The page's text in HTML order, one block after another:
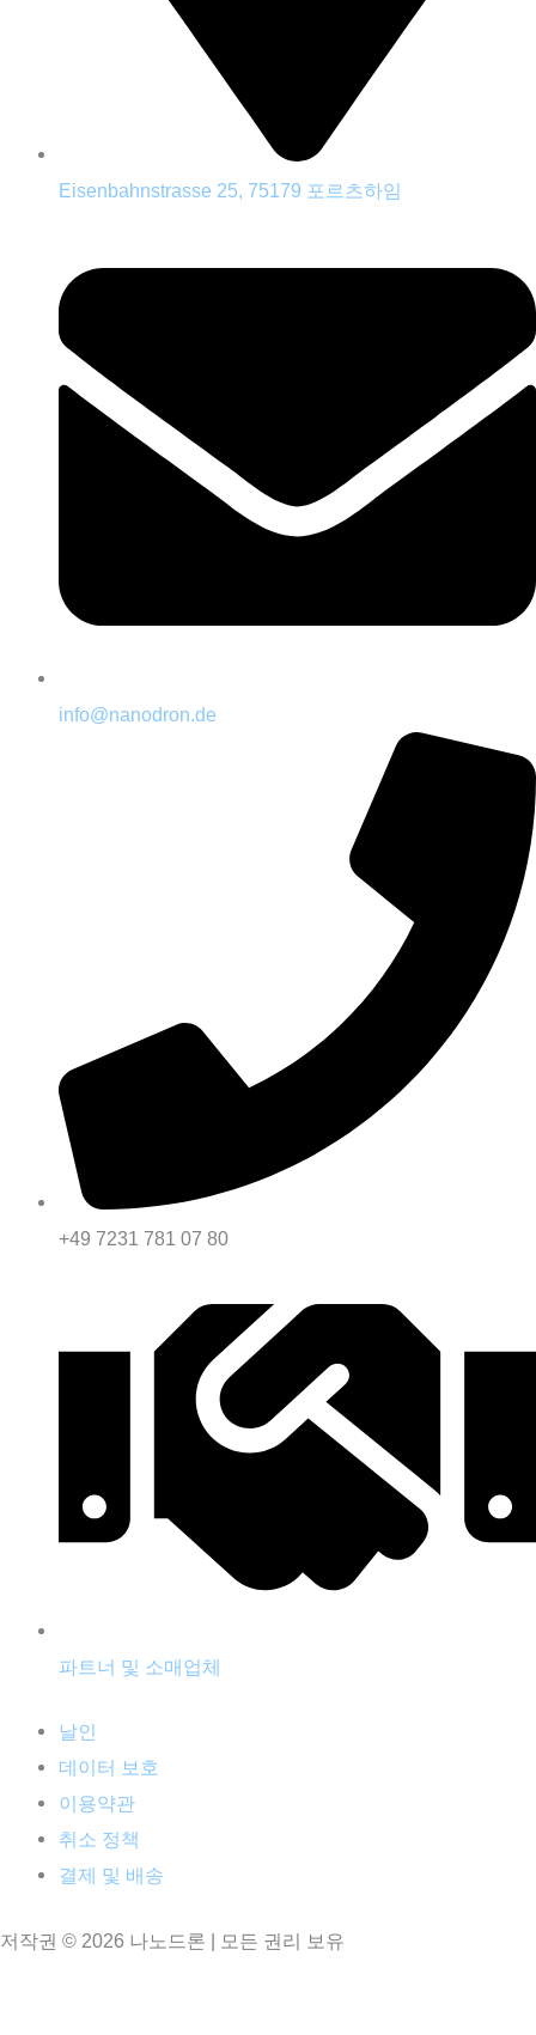
Eisenbahnstrasse 25, 75179 포르츠하임
info@nanodron.de
+49 7231 781 07 80
파트너 및 소매업체
날인
데이터 보호
이용약관
취소 정책
결제 및 배송
저작권 © 2026 나노드론 | 모든 권리 보유